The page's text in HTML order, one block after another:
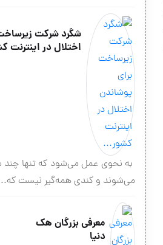
شگرد شرکت
اختلال در اینترنت
به نحوی عمل می‌شود که تنها چند
می‌شوند و کندی همه‌گیر نیست
معرفی بزرگان هک
دنیا